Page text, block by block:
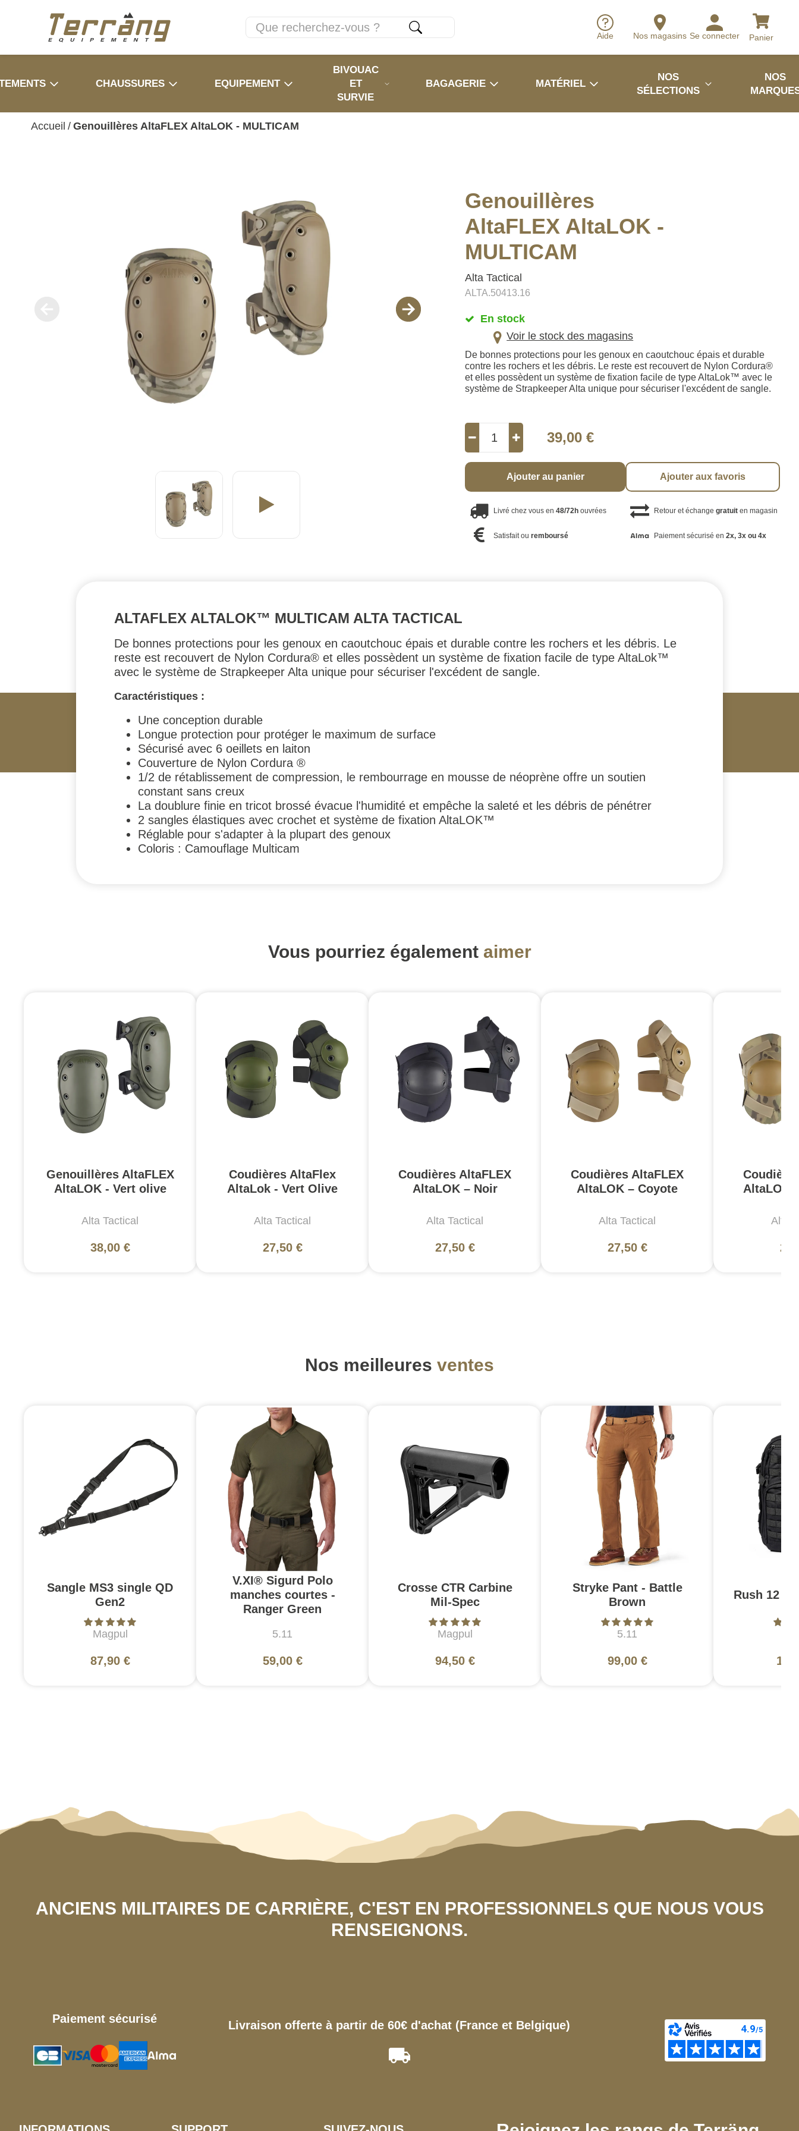
Aide Nos magasins Se connecter Panier
CHAUSSURES EQUIPEMENT
BIVOUAC
ET
SURVIE
BAGAGERIE MATÉRIEL
NOS
SÉLECTIONS
NOS
Accueil / Genouillères AltaFLEX AltaLOK - MULTICAM
Genouillères
AltaFLEX AltaLOK -
MULTICAM
Alta Tactical
ALTA.50413.16
En stock
Voir le stock des magasins
De bonnes protections pour les genoux en caoutchouc épais et durable
contre les rochers et les débris. Le reste est recouvert de Nylon Cordura®
et elles possèdent un système de fixation facile de type AltaLok™ avec le
système de Strapkeeper Alta unique pour sécuriser l'excédent de sangle.
39,00 €
Ajouter au panier Ajouter aux favoris
Livré chez vous en48/72h ouvrées Retour et échange gratuiten magasin
Satisfait ouremboursé Paiement sécurisé en 2x, 3x ou 4x
ALTAFLEX ALTALOK™ MULTICAM ALTA TACTICAL
De bonnes protections pour les genoux en caoutchouc épais et durable contre les rochers et les débris. Le
reste est recouvert de Nylon Cordura® et elles possèdent un système de fixation facile de type AltaLok™
avec le système de Strapkeeper Alta unique pour sécuriser l'excédent de sangle.
Caractéristiques :
Une conception durable
Longue protection pour protéger le maximum de surface
Sécurisé avec 6 oeillets en laiton
Couverture de Nylon Cordura ®
1/2 de rétablissement de compression, le rembourrage en mousse de néoprène offre un soutien
constant sans creux
La doublure finie en tricot brossé évacue l'humidité et empêche la saleté et les débris de pénétrer
2 sangles élastiques avec crochet et système de fixation AltaLOK™
Réglable pour s'adapter à la plupart des genoux
Coloris : Camouflage Multicam
Vous pourriez également aimer
Genouillères AltaFLEX
AltaLOK - Vert olive
Alta Tactical
38,00 €
Coudières AltaFlex
AltaLok - Vert Olive
Alta Tactical
27,50 €
Coudières AltaFLEX
AltaLOK – Noir
Alta Tactical
27,50 €
Coudières AltaFLEX
AltaLOK – Coyote
Alta Tactical
27,50 €
AltaLOK
Alta
Nos meilleures ventes
Sangle MS3 single QD
Gen2
Magpul
87,90 €
V.XI® Sigurd Polo
manches courtes -
Ranger Green
5.11
59,00 €
Crosse CTR Carbine
Mil-Spec
Magpul
94,50 €
Stryke Pant - Battle
Brown
5.11
99,00 €
Rush 12
ANCIENS MILITAIRES DE CARRIÈRE, C'EST EN PROFESSIONNELS QUE NOUS VOUS
RENSEIGNONS.
Paiement sécurisé Livraison offerte à partir de 60€ d'achat (France et Belgique)